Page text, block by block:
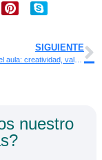
SIGUIENTE
El Carnaval en el aula: creatividad, valores y diversión
nuestro